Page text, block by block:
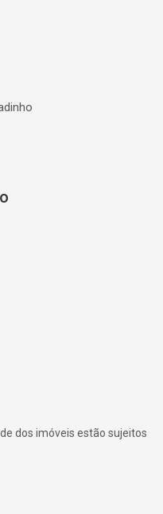
dos imóveis estão sujeitos